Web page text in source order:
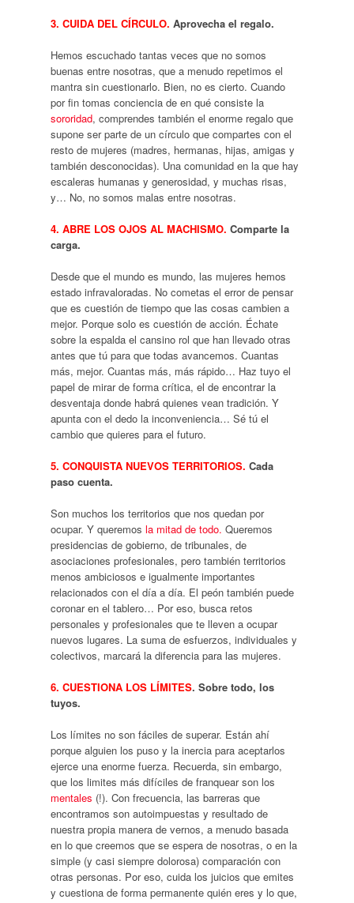
3. CUIDA DEL CÍRCULO. Aprovecha el regalo.
Hemos escuchado tantas veces que no somos
buenas entre nosotras, que a menudo repetimos el
mantra sin cuestionarlo. Bien, no es cierto. Cuando
por fin tomas conciencia de en qué consiste la
sororidad, comprendes también el enorme regalo que
supone ser parte de un círculo que compartes con el
resto de mujeres (madres, hermanas, hijas, amigas y
también desconocidas). Una comunidad en la que hay
escaleras humanas y generosidad, y muchas risas,
y… No, no somos malas entre nosotras.
4. ABRE LOS OJOS AL MACHISMO. Comparte la
carga.
Desde que el mundo es mundo, las mujeres hemos
estado infravaloradas. No cometas el error de pensar
que es cuestión de tiempo que las cosas cambien a
mejor. Porque solo es cuestión de acción. Échate
sobre la espalda el cansino rol que han llevado otras
antes que tú para que todas avancemos. Cuantas
más, mejor. Cuantas más, más rápido… Haz tuyo el
papel de mirar de forma crítica, el de encontrar la
desventaja donde habrá quienes vean tradición. Y
apunta con el dedo la inconveniencia… Sé tú el
cambio que quieres para el futuro.
5. CONQUISTA NUEVOS TERRITORIOS. Cada
paso cuenta.
Son muchos los territorios que nos quedan por
ocupar. Y queremos la mitad de todo. Queremos
presidencias de gobierno, de tribunales, de
asociaciones profesionales, pero también territorios
menos ambiciosos e igualmente importantes
relacionados con el día a día. El peón también puede
coronar en el tablero… Por eso, busca retos
personales y profesionales que te lleven a ocupar
nuevos lugares. La suma de esfuerzos, individuales y
colectivos, marcará la diferencia para las mujeres.
6. CUESTIONA LOS LÍMITES. Sobre todo, los
tuyos.
Los límites no son fáciles de superar. Están ahí
porque alguien los puso y la inercia para aceptarlos
ejerce una enorme fuerza. Recuerda, sin embargo,
que los limites más difíciles de franquear son los
mentales (!). Con frecuencia, las barreras que
encontramos son autoimpuestas y resultado de
nuestra propia manera de vernos, a menudo basada
en lo que creemos que se espera de nosotras, o en la
simple (y casi siempre dolorosa) comparación con
otras personas. Por eso, cuida los juicios que emites
y cuestiona de forma permanente quién eres y lo que,